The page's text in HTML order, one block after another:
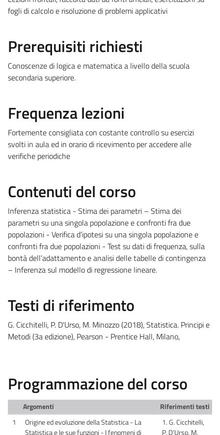
fogli di calcolo e risoluzione di problemi applicativi
Prerequisiti richiesti
Conoscenze di logica e matematica a livello della scuola
secondaria superiore.
Frequenza lezioni
Fortemente consigliata con costante controllo su esercizi
svolti in aula ed in orario di ricevimento per accedere alle
verifiche periodiche
Contenuti del corso
Inferenza statistica - Stima dei parametri – Stima dei
parametri su una singola popolazione e confronti fra due
popolazioni - Verifica d’ipotesi su una singola popolazione e
confronti fra due popolazioni - Test su dati di frequenza, sulla
bontà dell’adattamento e analisi delle tabelle di contingenza
– Inferenza sul modello di regressione lineare.
Testi di riferimento
G. Cicchitelli, P. D'Urso, M. Minozzo (2018), Statistica. Principi e
Metodi (3a edizione), Pearson - Prentice Hall, Milano,
Programmazione del corso
Argomenti
Riferimenti testi
1
Origine ed evoluzione della Statistica - La
Statistica e le sue funzioni - I fenomeni di
1. G. Cicchitelli,
P. D'Urso, M.